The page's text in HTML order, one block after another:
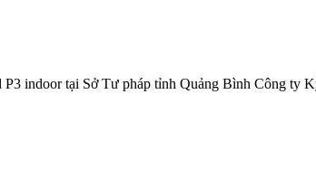
indoor tại Sở Tư pháp tỉnh Quảng Bình Công ty